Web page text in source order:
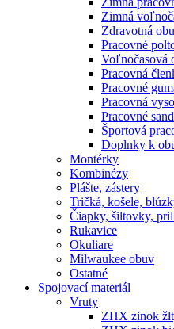
Zimná
Zdravotná
Pracovné
Voľnočasová
Pracovná
Pracovné
Pracovná
Pracovné
Športová
Doplnky k
Montérky
Kombinézy
Plášte, zástery
Tričká, košele,
Čiapky, šiltovky,
Rukavice
Okuliare
Milwaukee obuv
Ostatné
Spojovacímateriál
Vruty
ZHX zinok